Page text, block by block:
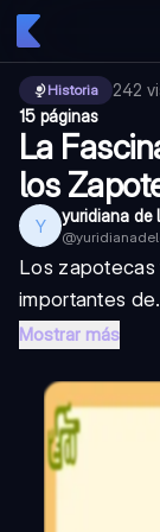
Historia 242
15 páginas
La
los
Y yuridiana de
@
Los zapotecas
importantes
Mostrar más